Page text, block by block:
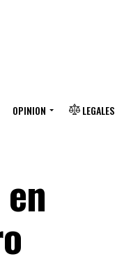
OPINION LEGALES